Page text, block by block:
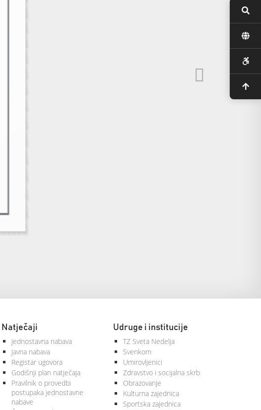
Natječaji
Jednostavna nabava
Javna nabava
Registar ugovora
Godišnji plan natječaja
Pravilnik o provedbi
postupaka jednostavne
nabave
Udruge i institucije
TZ Sveta Nedelja
Svenkom
Umirovljenici
Zdravstvo i socijalna skrb
Obrazovanje
Kulturna zajednica
Sportska zajednica